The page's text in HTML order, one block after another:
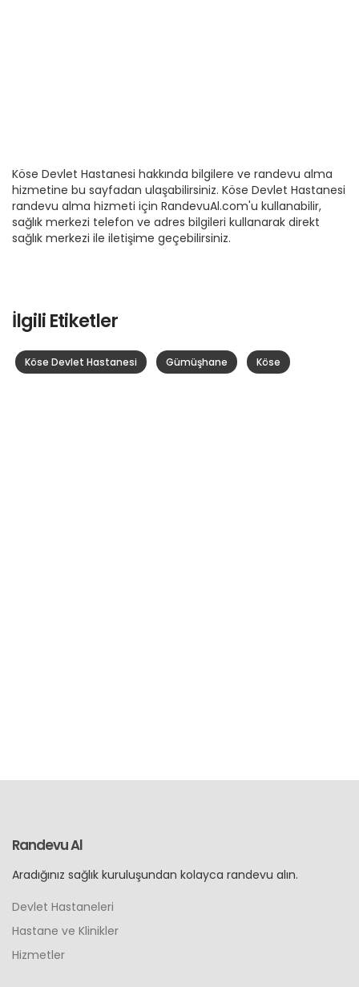
Köse Devlet Hastanesi hakkında bilgilere ve randevu alma
hizmetine bu sayfadan ulaşabilirsiniz. Köse Devlet Hastanesi
randevu alma hizmeti için RandevuAl.com'u kullanabilir,
sağlık merkezi telefon ve adres bilgileri kullanarak direkt
sağlık merkezi ile iletişime geçebilirsiniz.
İlgili Etiketler
Köse Devlet Hastanesi Gümüşhane Köse
Randevu Al
Aradığınız sağlık kuruluşundan kolayca randevu alın.
Devlet Hastaneleri
Hastane ve Klinikler
Hizmetler